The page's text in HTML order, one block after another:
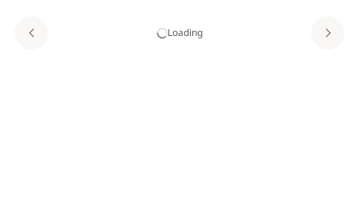
Loading